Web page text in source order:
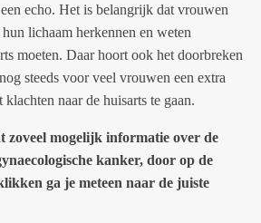
echo. Het is belangrijk dat vrouwen
lichaam herkennen en weten
moeten. Daar hoort ook het doorbreken
steeds voor veel vrouwen een extra
naar de huisarts te gaan.
zoveel mogelijk informatie over de
kanker, door op de
ga je meteen naar de juiste